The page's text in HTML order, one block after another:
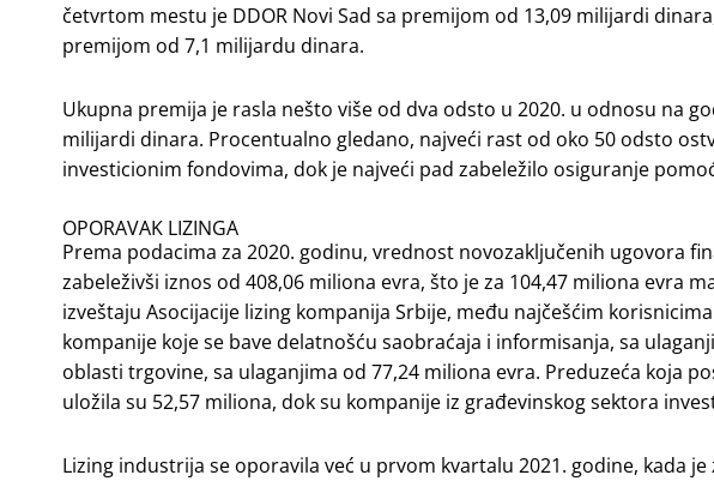
četvrtom mestu je DDOR Novi Sad sa premijom od 13,09 milijardi
premijom od 7,1 milijardu dinara.
Ukupna premija je rasla nešto više od dva odsto u 2020. u odnosu na
milijardi dinara. Procentualno gledano, najveći rast od oko 50 odsto
investicionim fondovima, dok je najveći pad zabeležilo osiguranje
OPORAVAK LIZINGA
Prema podacima za 2020. godinu, vrednost novozaključenih ugovora
zabeleživši iznos od 408,06 miliona evra, što je za 104,47 miliona evra
izveštaju Asocijacije lizing kompanija Srbije, među najčešćim
kompanije koje se bave delatnošću saobraćaja i informisanja, sa
oblasti trgovine, sa ulaganjima od 77,24 miliona evra. Preduzeća koja
uložila su 52,57 miliona, dok su kompanije iz građevinskog sektora
Lizing industrija se oporavila već u prvom kvartalu 2021. godine, kada